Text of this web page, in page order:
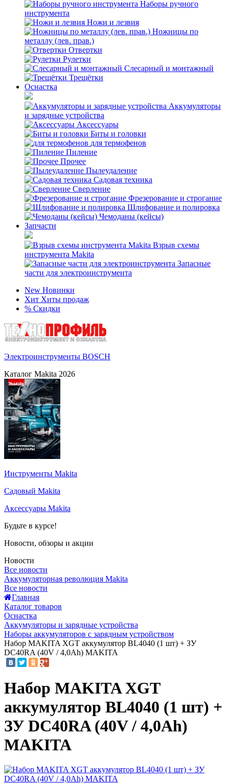
Наборы ручного
инструмента
Ножи и лезвия
Ножницы по
металлу (лев. прав.)
Отвертки
Рулетки
Слесарный и монтажный
Трещётки
Оснастка
Аккумуляторы
и зарядные устройства
Аксессуары
Биты и головки
для термофенов
Пиление
Прочее
Пылеудаление
Садовая техника
Сверление
Фрезерование и строгание
Шлифование и полировка
Чемоданы (кейсы)
Запчасти
Взрыв схемы
инструмента Makita
Запасные
части для электроинструмента
New Новинки
Хит Хиты продаж
% Скидки
Электроинструменты BOSCH
Каталог Makita 2026
Инструменты Makita
Садовый Makita
Аксессуары Makita
Будьте в курсе!
Новости, обзоры и акции
Новости
Все новости
Аккумуляторная революция Makita
Все новости
Главная
Каталог товаров
Оснастка
Аккумуляторы и зарядные устройства
Наборы аккумуляторов с зарядным устройством
Набор MAKITA XGT аккумулятор BL4040 (1 шт) + ЗУ
DC40RA (40V / 4,0Ah) MAKITA
Набор MAKITA XGT
аккумулятор BL4040 (1 шт) +
ЗУ DC40RA (40V / 4,0Ah)
MAKITA